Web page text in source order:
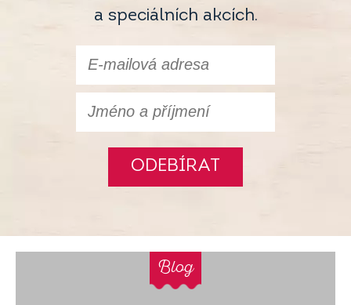
a speciálních akcích.
ODEBÍRAT
Blog